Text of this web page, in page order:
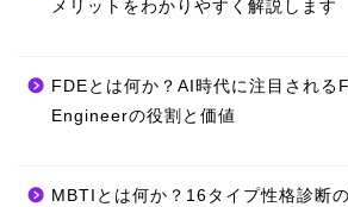
メリットをわかりやすく解説します
FDEとは何か？AI時代に注目され
Engineerの役割と価値
MBTIとは何か？16タイプ性格診断